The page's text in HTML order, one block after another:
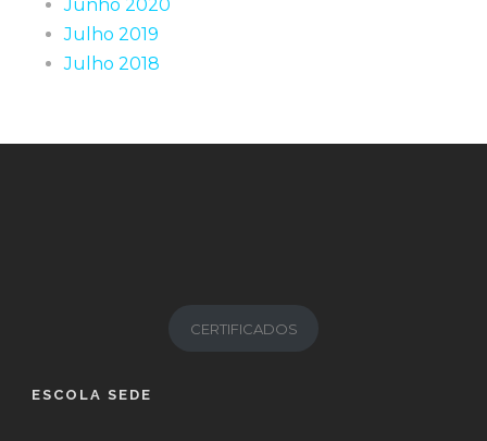
Junho 2020
Julho 2019
Julho 2018
CERTIFICADOS
ESCOLA SEDE